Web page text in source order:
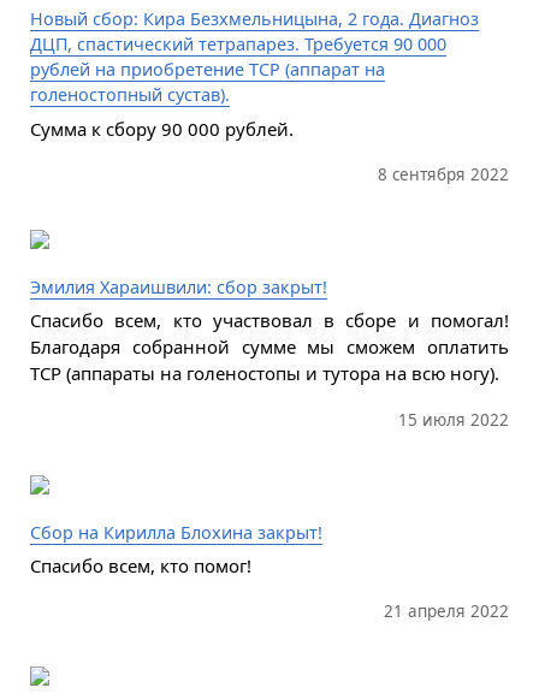
Новый сбор: Кира Безхмельницына, 2 года. Диагноз
ДЦП, спастический тетрапарез. Требуется 90 000
рублей на приобретение ТСР (аппарат на
голеностопный сустав).
Сумма к сбору 90 000 рублей.
8 сентября 2022
Эмилия Хараишвили: сбор закрыт!
Спасибо всем, кто участвовал в сборе и помогал!
Благодаря собранной сумме мы сможем оплатить
ТСР (аппараты на голеностопы и тутора на всю ногу).
15 июля 2022
Сбор на Кирилла Блохина закрыт!
Спасибо всем, кто помог!
21 апреля 2022